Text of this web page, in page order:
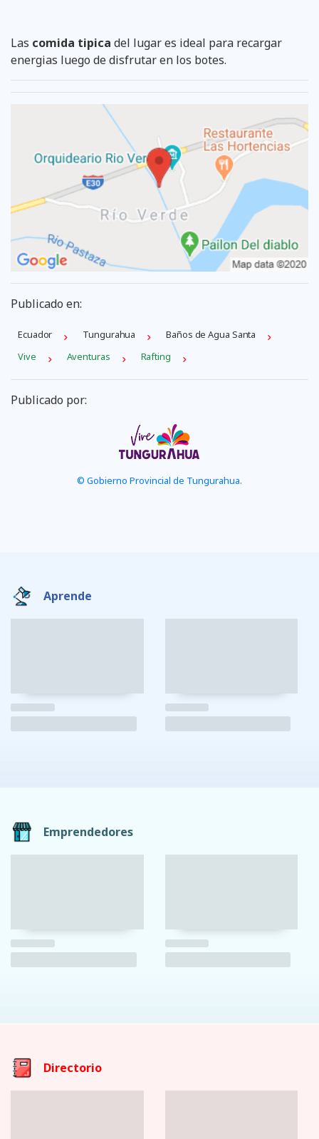
Las comida tipica del lugar es ideal para recargar
energias luego de disfrutar en los botes.
Publicado en:
Ecuador Tungurahua
Baños de Agua Santa
Vive
Aventuras Rafting
Publicado por:
© Gobierno Provincial de Tungurahua.
Aprende
Emprendedores
Directorio